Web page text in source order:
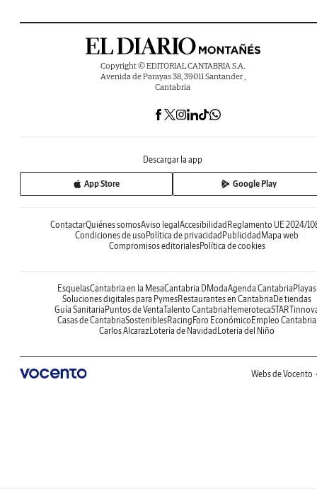
Copyright © EDITORIAL CANTABRIA S.A.
Avenida de Parayas 38, 39011 Santander ,
Cantabria
Descargar la app
App Store Google Play
ContactarQuiénes somosAviso legalAccesibilidadReglamento UE 2024/
Condiciones de usoPolítica de privacidadPublicidadMapa web
Compromisos editorialesPolítica de cookies
EsquelasCantabria en la MesaCantabria DModaAgenda CantabriaPlayas
Soluciones digitales para PymesRestaurantes en CantabriaDe tiendas
Guía SanitariaPuntos de VentaTalento CantabriaHemeroteca
Casas de CantabriaSosteniblesRacingForo EconómicoEmpleo Cantabria
Carlos AlcarazLotería de NavidadLotería del Niño
Webs de Vocento